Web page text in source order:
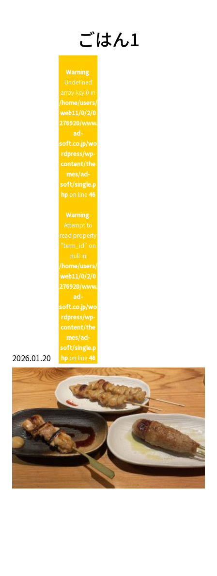
ごはん1
2026.01.20
Warning:
Undefined
array key 0 in
/home/users/
web11/0/2/0
276920/www.
ad-
soft.co.jp/wo
rdpress/wp-
content/the
mes/ad-
soft/single.p
hpon line46
Warning:
Attempt to
read property
"term_id" on
null in
/home/users/
web11/0/2/0
276920/www.
ad-
soft.co.jp/wo
rdpress/wp-
content/the
mes/ad-
soft/single.p
hpon line46